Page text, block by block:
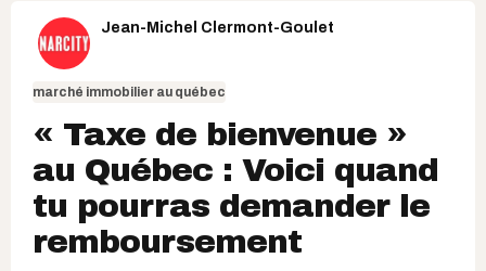
Jean-Michel Clermont-Goulet
marché immobilier au québec
« Taxe de bienvenue »
au Québec : Voici quand
tu pourras demander le
remboursement